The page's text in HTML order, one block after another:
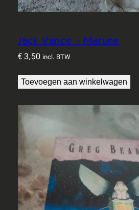
Jack Vance – Marune
€3,50 incl. BTW
Toevoegen aan winkelwagen